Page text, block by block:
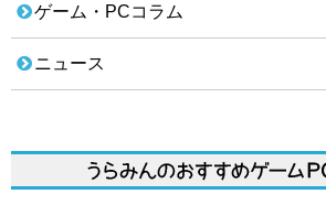
ゲーム・PCコラム
ニュース